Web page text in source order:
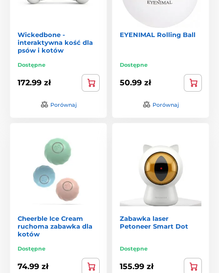
Wickedbone -
interaktywna kość dla
psów i kotów
Dostępne
172.99 zł
Porównaj
EYENIMAL Rolling Ball
Dostępne
50.99 zł
Porównaj
Cheerble Ice Cream
ruchoma zabawka dla
kotów
Dostępne
74.99 zł
Zabawka laser
Petoneer Smart Dot
Dostępne
155.99 zł